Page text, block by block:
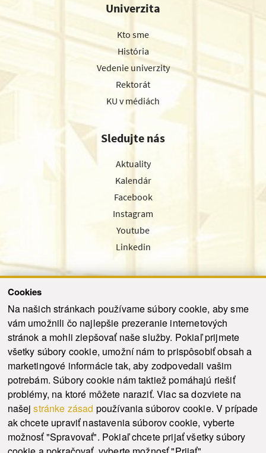
Cookies
Na našich stránkach používame súbory cookie, aby sme
vám umožnili čo najlepšie prezeranie internetových
stránok a mohli zlepšovať naše služby. Pokiaľ prijmete
všetky súbory cookie, umožní nám to prispôsobiť obsah a
marketingové informácie tak, aby zodpovedali vašim
potrebám. Súbory cookie nám taktiež pomáhajú riešiť
problémy, na ktoré môžete naraziť. Viac sa dozviete na
našejstránke zásad používania súborov cookie. V prípade
ak chcete upraviť nastavenia súborov cookie, vyberte
možnosť "Spravovať". Pokiaľ chcete prijať všetky súbory
Univerzita
Kto sme
História
Vedenie univerzity
Rektorát
KU v médiách
Sledujte nás
Aktuality
Kalendár
Facebook
Instagram
Youtube
Linkedin
Odoslať
© 2021-2026 ku.sk. Všetky práva vyhradené. | Ochrana osobných údajov
Vyhlásenie o prístupnosti |
Admin
This site is protected by reCAPTCHA and the Google Privacy Policy and Terms of
Service
apply.